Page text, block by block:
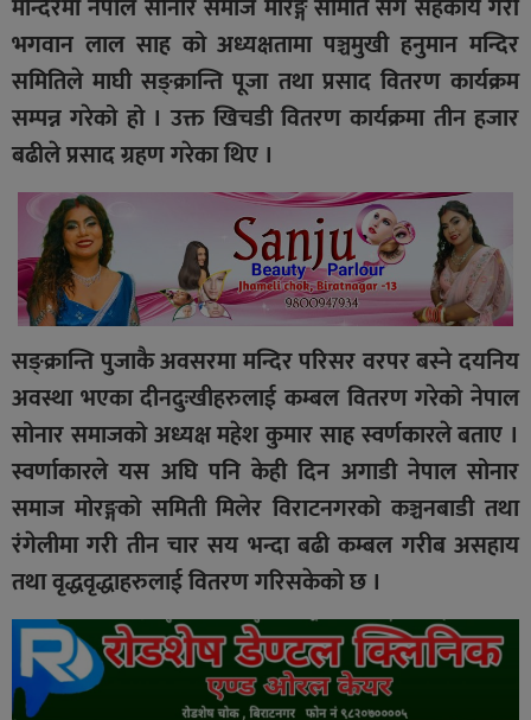
भगवान लाल साह को अध्यक्षतामा पञ्चमुखी हनुमान मन्दिर
समितिले माघी सङ्क्रान्ति पूजा तथा प्रसाद वितरण कार्यक्रम
सम्पन्न गरेको हो । उक्त खिचडी वितरण कार्यक्रमा तीन हजार
बढीले प्रसाद ग्रहण गरेका थिए ।
सङ्क्रान्ति पुजाकै अवसरमा मन्दिर परिसर वरपर बस्ने दयनिय
अवस्था भएका दीनदुःखीहरुलाई कम्बल वितरण गरेको नेपाल
सोनार समाजको अध्यक्ष महेश कुमार साह स्वर्णकारले बताए ।
स्वर्णाकारले यस अघि पनि केही दिन अगाडी नेपाल सोनार
समाज मोरङ्गको समिती मिलेर विराटनगरको कञ्चनबाडी तथा
रंगेलीमा गरी तीन चार सय भन्दा बढी कम्बल गरीब असहाय
तथा वृद्धवृद्धाहरुलाई वितरण गरिसकेको छ ।